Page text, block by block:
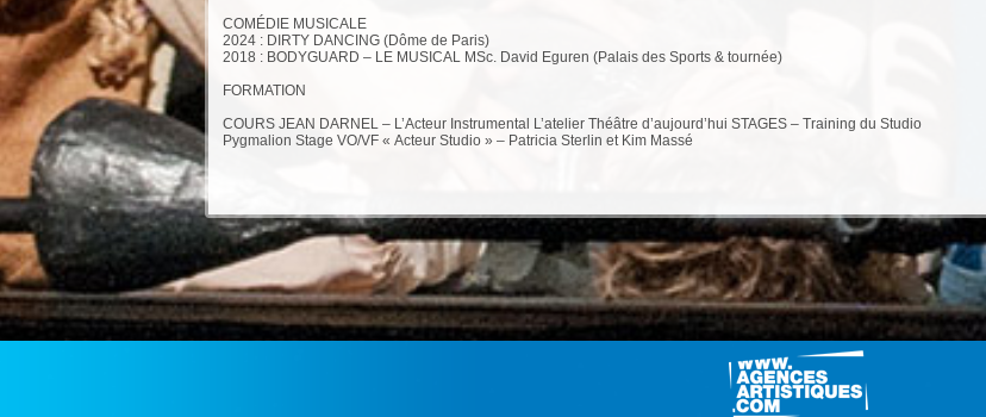
COMÉDIE MUSICALE
2024 : DIRTY DANCING (Dôme de Paris)
2018 : BODYGUARD – LE MUSICAL MSc. David Eguren (Palais des Sports & tournée)
FORMATION
COURS JEAN DARNEL – L’Acteur Instrumental L’atelier Théâtre d’aujourd’hui STAGES – Training du Studio
Pygmalion Stage VO/VF « Acteur Studio » – Patricia Sterlin et Kim Massé